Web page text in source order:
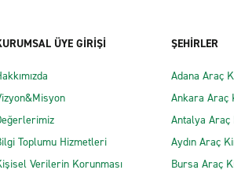
ÜYE GİRİŞİ
Toplumu Hizmetleri
Verilerin Korunması
ŞEHİRLER
Adana Araç
Ankara Araç
Antalya Araç
Aydın Araç
Bursa Araç